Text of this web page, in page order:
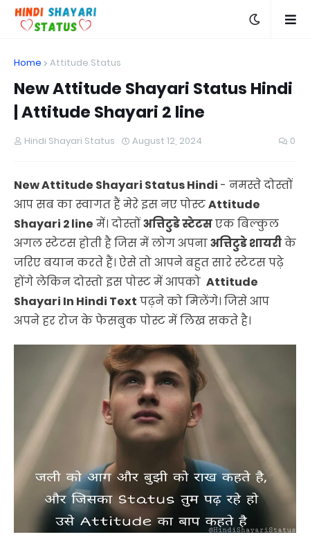
Home Attitude Status
New Attitude Shayari Status Hindi
| Attitude Shayari 2 line
Hindi Shayari Status August 12, 2024 0
New Attitude Shayari Status Hindi - नमस्ते दोस्तों
आप सब का स्वागत हैं मेरे इस नए पोस्टAttitude
Shayari 2 line में। दोस्तोंअत्तिटुडे स्टेटसएक बिल्कुल
अगल स्टेटस होती है जिस में लोग अपनाअत्तिटुडे शायरीके
जरिए बयान करते हैं। ऐसे तो आपने बहुत सारे स्टेटस पढ़े
होंगे लेकिन दोस्तो इस पोस्ट में आपको Attitude
Shayari In Hindi Text पढ़ने को मिलेंगे। जिसे आप
अपने हर रोज के फेसबुक पोस्ट में लिख सकते है।